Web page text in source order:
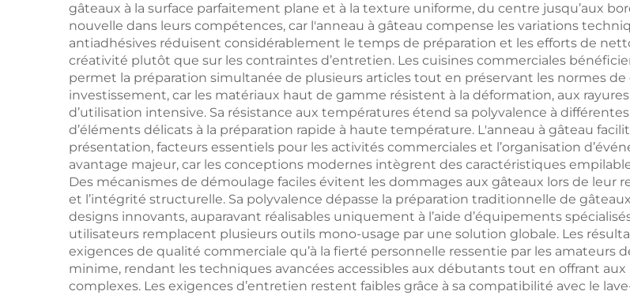
barbecue durables et
réutilisables,
notamment des
fourchettes à
barbecue
gâteaux à la surface parfaitement plane et à la texture uniforme, du centre jusqu’aux
nouvelle dans leurs compétences, car l'anneau à gâteau compense les variations
antiadhésives réduisent considérablement le temps de préparation et les efforts de
créativité plutôt que sur les contraintes d’entretien. Les cuisines commerciales
permet la préparation simultanée de plusieurs articles tout en préservant les normes
investissement, car les matériaux haut de gamme résistent à la déformation, aux
d’utilisation intensive. Sa résistance aux températures étend sa polyvalence à
d’éléments délicats à la préparation rapide à haute température. L'anneau à gâteau
présentation, facteurs essentiels pour les activités commerciales et l’organisation
avantage majeur, car les conceptions modernes intègrent des caractéristiques
Des mécanismes de démoulage faciles évitent les dommages aux gâteaux lors de leur
et l’intégrité structurelle. Sa polyvalence dépasse la préparation traditionnelle de
designs innovants, auparavant réalisables uniquement à l’aide d’équipements
utilisateurs remplacent plusieurs outils mono-usage par une solution globale. Les
exigences de qualité commerciale qu’à la fierté personnelle ressentie par les amateurs
minime, rendant les techniques avancées accessibles aux débutants tout en offrant
complexes. Les exigences d’entretien restent faibles grâce à sa compatibilité avec le